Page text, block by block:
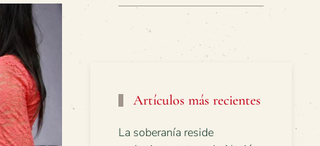
Artículos más recientes
La soberanía reside